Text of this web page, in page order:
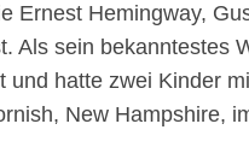
Ernest Hemingway,
Als sein bekanntestes
hatte zwei Kinder
New Hampshire,